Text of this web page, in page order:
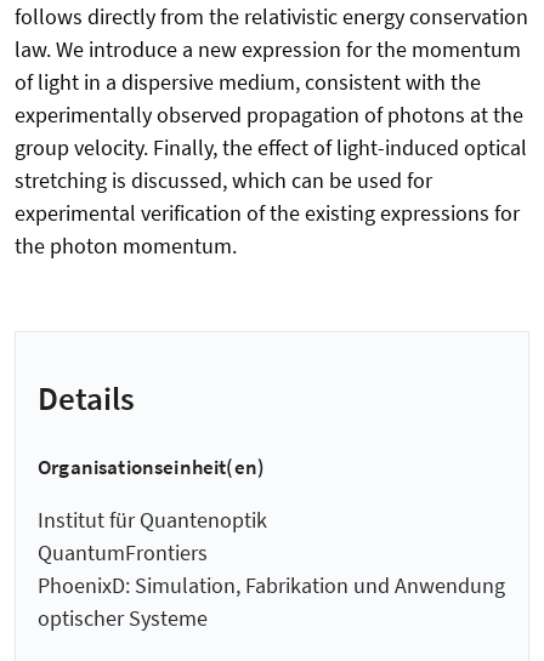
follows directly from the relativistic energy conservation
law. We introduce a new expression for the momentum
of light in a dispersive medium, consistent with the
experimentally observed propagation of photons at the
group velocity. Finally, the effect of light-induced optical
stretching is discussed, which can be used for
experimental verification of the existing expressions for
the photon momentum.
Details
Organisationseinheit(en)
Institut für Quantenoptik
QuantumFrontiers
PhoenixD: Simulation, Fabrikation und Anwendung
optischer Systeme